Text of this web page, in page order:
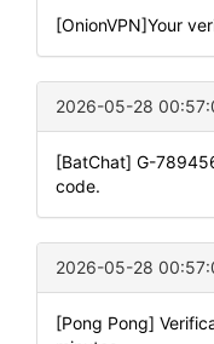
[OnionVPN]Your
2026-05-28
[BatChat] G-
code.
2026-05-28
[Pong Pong]